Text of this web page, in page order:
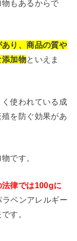
もあるからで
り、商品の質や
加物といえま
使われている成
を防ぐ効果があ
です。
法律では100gに
ベンアレルギー
す。